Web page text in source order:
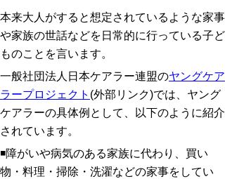
本来大人がすると想定されているような家事
や家族の世話などを日常的に行っている子ど
ものことを言います。
一般社団法人日本ケアラー連盟のヤングケア
ラープロジェクト (外部リンク)では、ヤング
ケアラーの具体例として、以下のように紹介
されています。
◾障がいや病気のある家族に代わり、買い
物・料理・掃除・洗濯などの家事をしてい